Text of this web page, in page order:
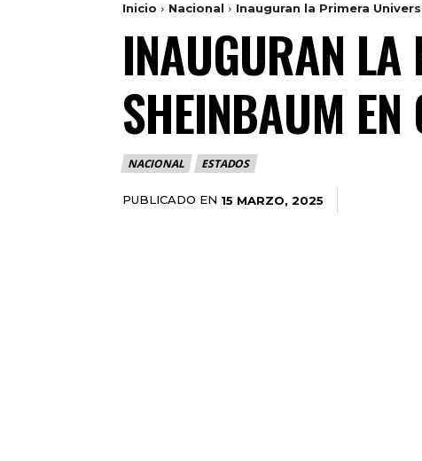
Inicio Nacional Inauguran la Primera
INAUGURAN
SHEINBAUM
NACIONAL ESTADOS
PUBLICADO EN 15 MARZO, 2025